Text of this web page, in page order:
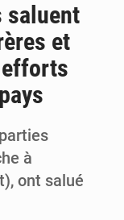
Congo : la Grande foire agricole pour renforcer la souveraineté alimentaire
Congo-RDC : Brazzaville et Kinshasa renforcent leur coopération en faveur de la jeunesse
saluent
et
efforts
à
ont salué